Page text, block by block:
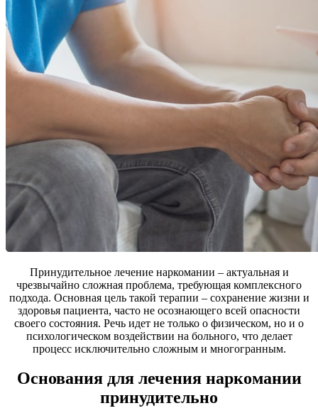
Принудительное лечение наркомании – актуальная и
чрезвычайно сложная проблема, требующая комплексного
подхода. Основная цель такой терапии – сохранение жизни и
здоровья пациента, часто не осознающего всей опасности
своего состояния. Речь идет не только о физическом, но и о
психологическом воздействии на больного, что делает
процесс исключительно сложным и многогранным.
Основания для лечения наркомании
принудительно